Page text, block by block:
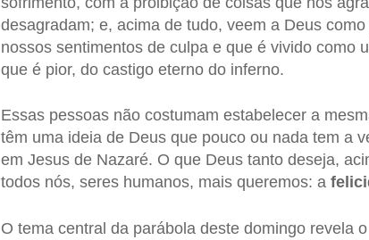
desagradam; e, acima de tudo, veem a Deus
nossos sentimentos de culpa e que é vivido como
que é pior, do castigo eterno do inferno.
Essas pessoas não costumam estabelecer a
têm uma ideia de Deus que pouco ou nada tem a
em Jesus de Nazaré. O que Deus tanto deseja,
todos nós, seres humanos, mais queremos: a
O tema central da parábola deste domingo revela